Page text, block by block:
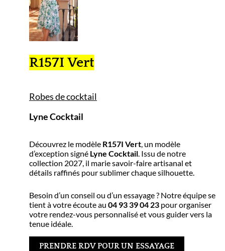
R157I Vert
Robes de cocktail
Lyne Cocktail
Découvrez le modèle R157I Vert, un modèle
d’exception signé Lyne Cocktail. Issu de notre
collection 2027, il marie savoir-faire artisanal et
détails raffinés pour sublimer chaque silhouette.
Besoin d’un conseil ou d’un essayage ? Notre équipe se
tient à votre écoute au 04 93 39 04 23 pour organiser
votre rendez-vous personnalisé et vous guider vers la
tenue idéale.
PRENDRE RDV POUR UN ESSAYAGE